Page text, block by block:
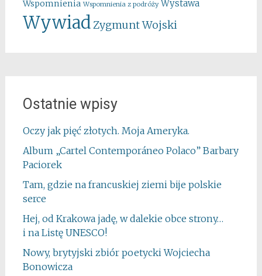
Wspomnienia Wspomnienia z podróży Wystawa
WywiadZygmunt Wojski
Ostatnie wpisy
Oczy jak pięć złotych. Moja Ameryka.
Album „Cartel Contemporáneo Polaco” Barbary
Paciorek
Tam, gdzie na francuskiej ziemi bije polskie
serce
Hej, od Krakowa jadę, w dalekie obce strony…
i na Listę UNESCO!
Nowy, brytyjski zbiór poetycki Wojciecha
Bonowicza